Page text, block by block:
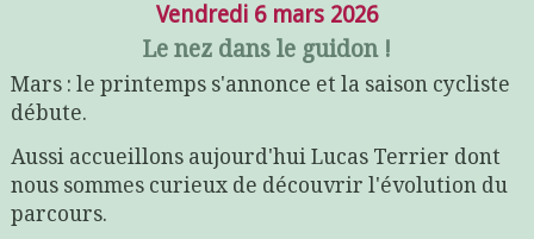
Vendredi 6 mars 2026
Le nez dans le guidon !
Mars : le printemps s'annonce et la saison cycliste
débute.
Aussi accueillons aujourd'hui Lucas Terrier dont
nous sommes curieux de découvrir l'évolution du
parcours.